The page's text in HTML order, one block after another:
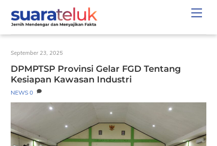
content
September 23, 2025
DPMPTSP Provinsi Gelar FGD Tentang
Kesiapan Kawasan Industri
NEWS 0